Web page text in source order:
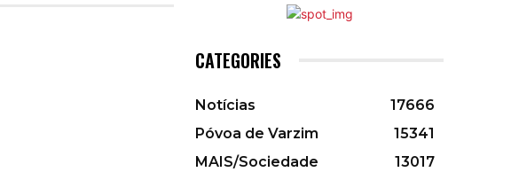
CATEGORIES
Notícias
17666
Póvoa de Varzim
15341
MAIS/Sociedade
13017